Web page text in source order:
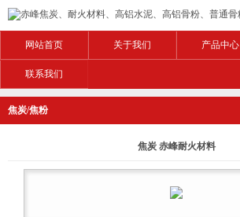
网站首页 关于我们 产品中心
联系我们
焦炭/焦粉
焦炭 赤峰耐火材料